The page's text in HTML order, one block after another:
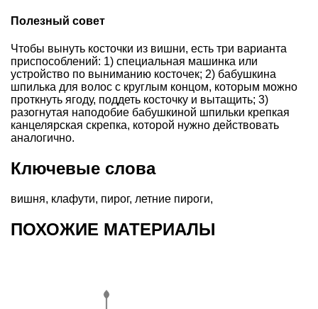
Полезный совет
Чтобы вынуть косточки из вишни, есть три варианта
приспособлений: 1) специальная машинка или
устройство по выниманию косточек; 2) бабушкина
шпилька для волос с круглым концом, которым можно
проткнуть ягоду, поддеть косточку и вытащить; 3)
разогнутая наподобие бабушкиной шпильки крепкая
канцелярская скрепка, которой нужно действовать
аналогично.
Ключевые слова
вишня, клафути, пирог, летние пироги,
ПОХОЖИЕ МАТЕРИАЛЫ